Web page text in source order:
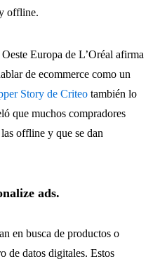
offline.
Europa de L’Oréal afirma
de ecommerce como un
Story de Criteo también lo
que muchos compradores
offline y que se dan
ads.
en busca de productos o
de datos digitales. Estos